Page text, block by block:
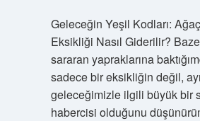
Geleceğin Yeşil Kodları:
Eksikliği Nasıl Giderilir?
sararan yapraklarına
sadece bir eksikliğin değil,
geleceğimizle ilgili büyük bir
habercisi olduğunu